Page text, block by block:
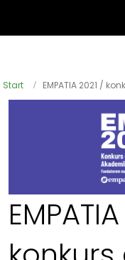
Start EMPATIA 2021 /